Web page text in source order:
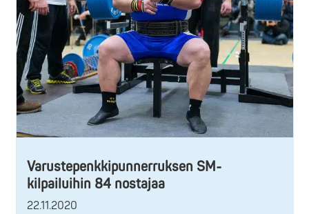
Varustepenkkipunnerruksen SM-
kilpailuihin 84 nostajaa
22.11.2020